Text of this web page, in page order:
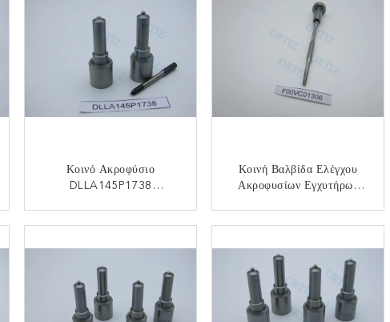
Κοινό Ακροφύσιο
DLLA145P1738
0445110321
ΕΠΙΚΟΙΝΩΝΉΣΤΕ
Κοινή Βαλβίδα Ελέγχου
Ακροφυσίων Εγχυτήρων
Φ 00V C01 306
ΕΠΙΚΟΙΝΩΝΉΣΤΕ